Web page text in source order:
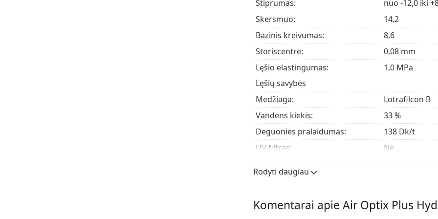
Kam skirti „Air Optix Plus
„Air Optix Plus Hydraglyde“ tinka žmonėms, kurie:
Turitrumparegystę (miopiją) arbatoliaregystę
Nori papildomos apsaugos nuo dirginančių
Reguliariai naudoja kontaktinius lęšius
Mėgsta mėnesinius lęšius
Turisausų akiųproblemų
Nori atnaujinti nuo klasikinių „Air Optix Aqua“
Dažnai užduodami klausimai
Kiek laiko galima nešioti „Air Optix Plus
Ar galima miegoti su „Air Optix Plus
Stiprumas:
nuo -12,0 iki
Skersmuo:
14,2
Bazinis kreivumas:
8,6
Storiscentre:
0,08 mm
Lęšio elastingumas:
1,0 MPa
Lęšių savybės
Medžiaga:
Lotrafilcon B
Vandens kiekis:
33 %
Deguonies pralaidumas:
138 Dk/t
UV filtras:
Ne
Silikonas-hidrogelis:
Taip
Naudojimas
Atspalvis:
Ne
Rodyti daugiau
Komentarai apie Air Optix Plus